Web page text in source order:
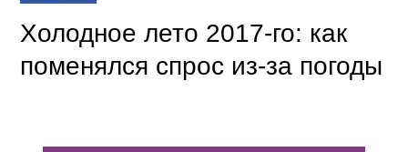
Холодное лето 2017-го: как
поменялся спрос из-за погоды